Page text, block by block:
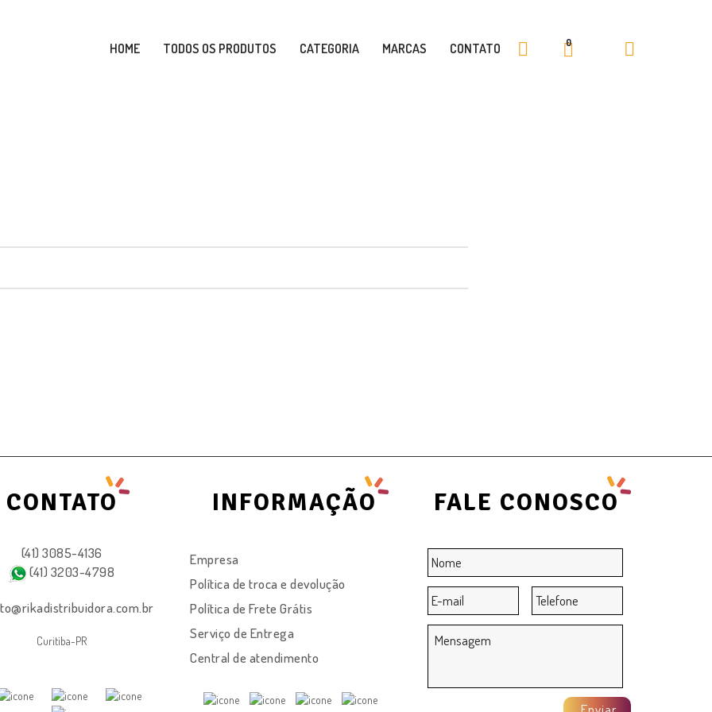
0
HOME TODOS OS PRODUTOS CATEGORIA MARCAS CONTATO
CONTATO
(41) 3085-4136
(41) 3203-4798
Curitiba-PR
INFORMAÇÃO
Empresa
Política de troca e devolução
Política de Frete Grátis
Serviço de Entrega
Central de atendimento
FALE CONOSCO
Nome *
E-
mail *
Telefone
Mensagem